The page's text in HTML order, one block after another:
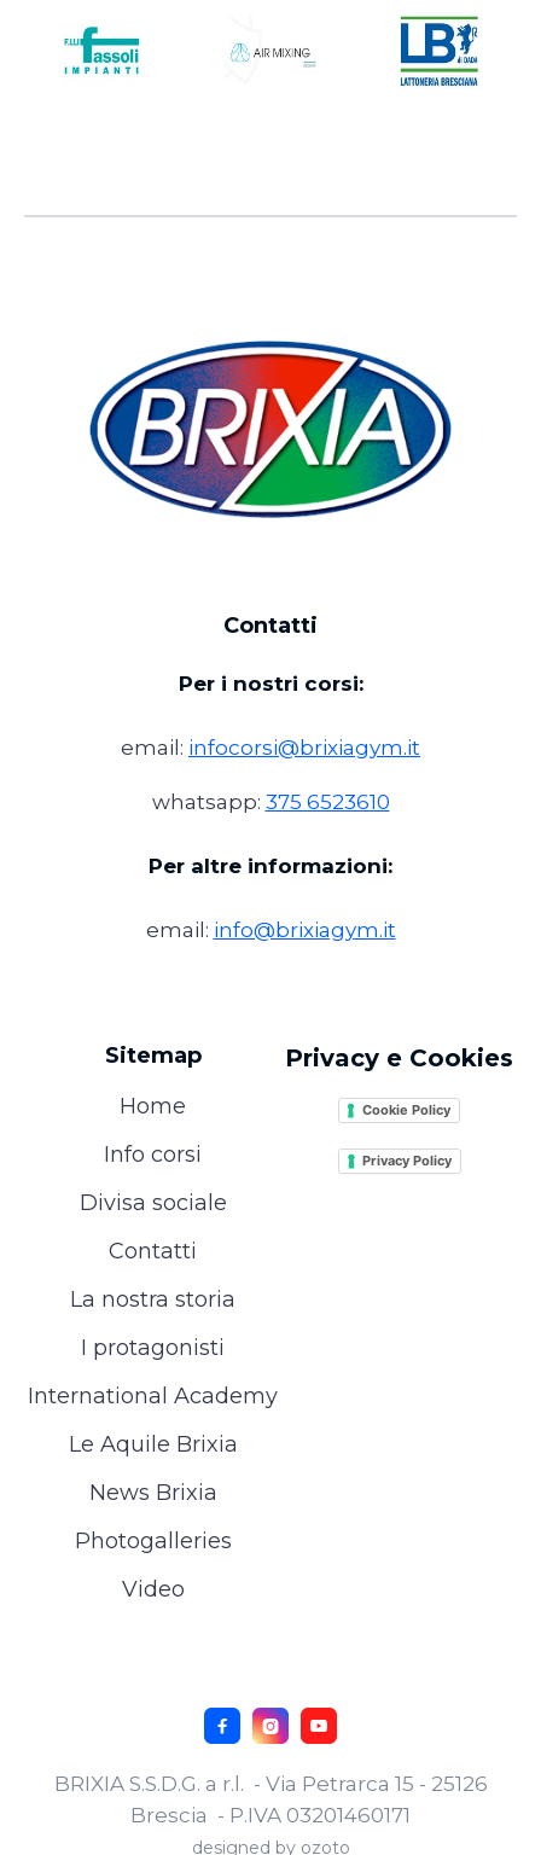
Contatti
Per i nostri corsi:
email: infocorsi@brixiagym.it
whatsapp: 375 6523610
Per altre informazioni:
email: info@brixiagym.it
Sitemap
Home
Info corsi
Divisa sociale
Contatti
La nostra storia
I protagonisti
International Academy
Le Aquile Brixia
News Brixia
Photogalleries
Video
Privacy e Cookies
Cookie Policy
Privacy Policy
BRIXIA S.S.D.G. a r.l. - Via Petrarca 15 - 25126
Brescia - P.IVA 03201460171
designed by ozoto
  